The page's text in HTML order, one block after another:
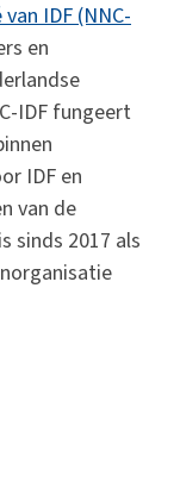
IDF (NNC-
en
IDF fungeert
IDF en
van de
sinds 2017 als